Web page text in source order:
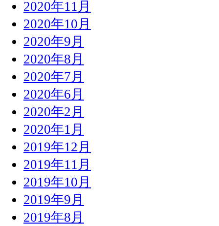
2020年11月
2020年10月
2020年9月
2020年8月
2020年7月
2020年6月
2020年2月
2020年1月
2019年12月
2019年11月
2019年10月
2019年9月
2019年8月